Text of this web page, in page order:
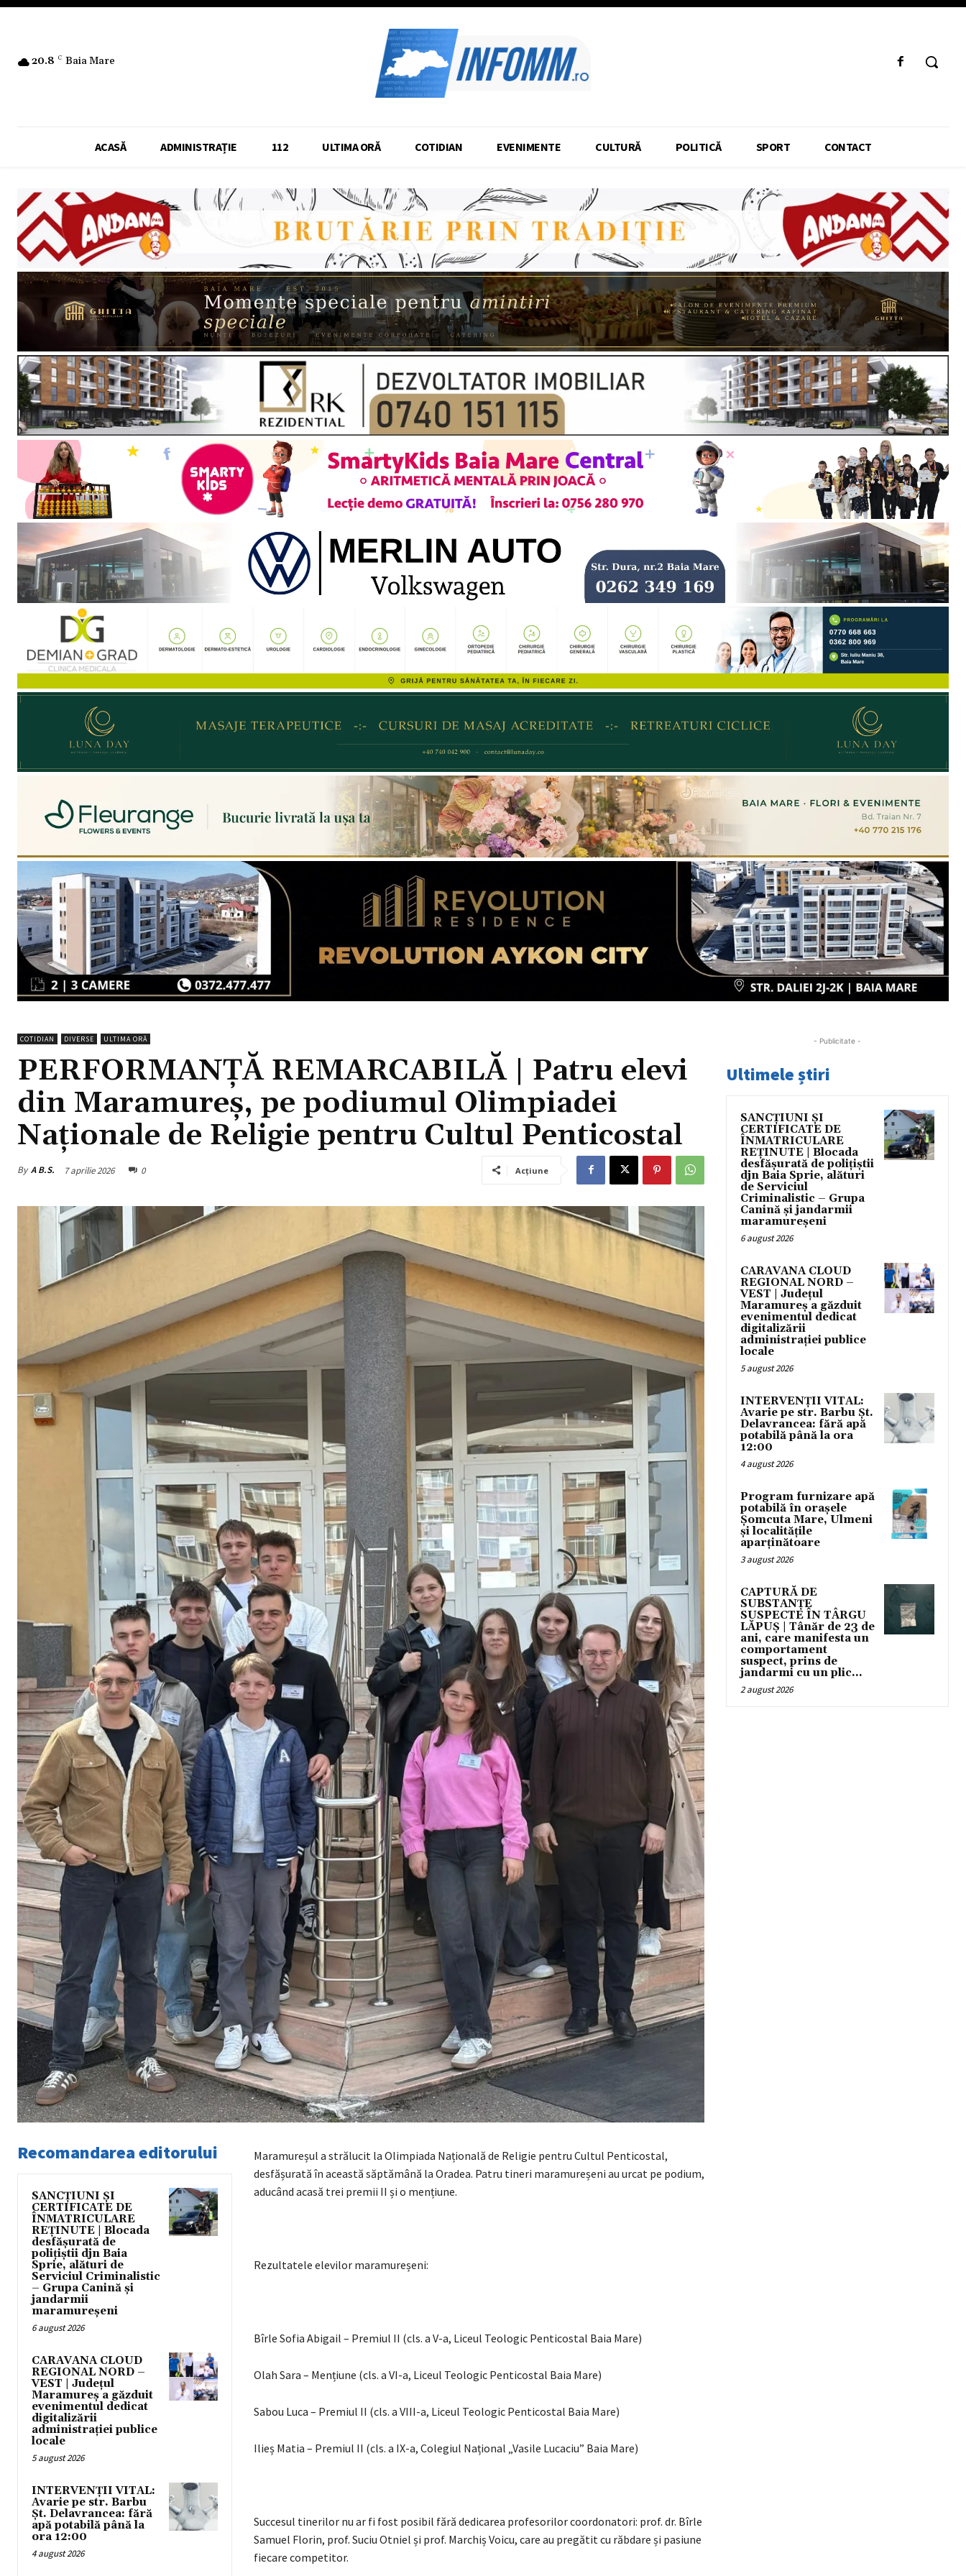
20.8 C Baia Mare
ACASĂ ADMINISTRAȚIE 112 ULTIMA ORĂ COTIDIAN EVENIMENTE CULTURĂ POLITICĂ SPORT CONTACT
COTIDIAN DIVERSE ULTIMA ORĂ
PERFORMANȚĂ REMARCABILĂ | Patru elevi
din Maramureș, pe podiumul Olimpiadei
Naționale de Religie pentru Cultul Penticostal
By A B.S. 7 aprilie 2026 0 Acțiune
Recomandarea editorului
SANCȚIUNI ȘI
CERTIFICATE DE
ÎNMATRICULARE
REȚINUTE | Blocada
desfășurată de
polițiștii djn Baia
Sprie, alături de
Serviciul Criminalistic
– Grupa Canină și
jandarmii
maramureșeni
6 august 2026
CARAVANA CLOUD
REGIONAL NORD –
VEST | Județul
Maramureș a găzduit
evenimentul dedicat
digitalizării
administrației publice
locale
5 august 2026
INTERVENȚII VITAL:
Avarie pe str. Barbu
Șt. Delavrancea: fără
apă potabilă până la
ora 12:00
4 august 2026
Maramureșul a strălucit la Olimpiada Națională de Religie pentru Cultul Penticostal,
desfășurată în această săptămână la Oradea. Patru tineri maramureșeni au urcat pe podium,
aducând acasă trei premii II și o mențiune.
Rezultatele elevilor maramureșeni:
Bîrle Sofia Abigail – Premiul II (cls. a V-a, Liceul Teologic Penticostal Baia Mare)
Olah Sara – Mențiune (cls. a VI-a, Liceul Teologic Penticostal Baia Mare)
Sabou Luca – Premiul II (cls. a VIII-a, Liceul Teologic Penticostal Baia Mare)
Ilieș Matia – Premiul II (cls. a IX-a, Colegiul Național „Vasile Lucaciu” Baia Mare)
Succesul tinerilor nu ar fi fost posibil fără dedicarea profesorilor coordonatori: prof. dr. Bîrle
Samuel Florin, prof. Suciu Otniel și prof. Marchiș Voicu, care au pregătit cu răbdare și pasiune
fiecare competitor.
- Publicitate -
Ultimele știri
SANCȚIUNI ȘI
CERTIFICATE DE
ÎNMATRICULARE
REȚINUTE | Blocada
desfășurată de polițiștii
djn Baia Sprie, alături
de Serviciul
Criminalistic – Grupa
Canină și jandarmii
maramureșeni
6 august 2026
CARAVANA CLOUD
REGIONAL NORD –
VEST | Județul
Maramureș a găzduit
evenimentul dedicat
digitalizării
administrației publice
locale
5 august 2026
INTERVENȚII VITAL:
Avarie pe str. Barbu Șt.
Delavrancea: fără apă
potabilă până la ora
12:00
4 august 2026
Program furnizare apă
potabilă în orașele
Șomcuta Mare, Ulmeni
și localitățile
aparținătoare
3 august 2026
CAPTURĂ DE
SUBSTANȚE
SUSPECTE ÎN TÂRGU
LĂPUȘ | Tânăr de 23 de
ani, care manifesta un
comportament
suspect, prins de
jandarmi cu un plic...
2 august 2026